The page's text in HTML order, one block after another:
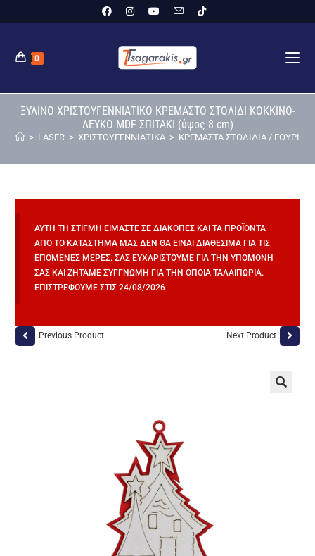
0
ΞΥΛΙΝΟ ΧΡΙΣΤΟΥΓΕΝΝΙΑΤΙΚΟ ΚΡΕΜΑΣΤΟ ΣΤΟΛΙΔΙ ΚΟΚΚΙΝΟ-
ΛΕΥΚΟ MDF ΣΠΙΤΑΚΙ (ύψος 8 cm)
> LASER > ΧΡΙΣΤΟΥΓΕΝΝΙΑΤΙΚΑ > ΚΡΕΜΑΣΤΑ ΣΤΟΛΙΔΙΑ / ΓΟΥΡΙΑ
ΑΥΤΉ ΤΗ ΣΤΙΓΜΉ ΕΊΜΑΣΤΕ ΣΕ ΔΙΑΚΟΠΈΣ ΚΑΙ ΤΑ ΠΡΟΪΌΝΤΑ
ΑΠΌ ΤΟ ΚΑΤΆΣΤΗΜΆ ΜΑΣ ΔΕΝ ΘΑ ΕΊΝΑΙ ΔΙΑΘΈΣΙΜΑ ΓΙΑ ΤΙΣ
ΕΠΌΜΕΝΕΣ ΜΈΡΕΣ. ΣΑΣ ΕΥΧΑΡΙΣΤΟΎΜΕ ΓΙΑ ΤΗΝ ΥΠΟΜΟΝΉ
ΣΑΣ ΚΑΙ ΖΗΤΆΜΕ ΣΥΓΓΝΏΜΗ ΓΙΑ ΤΗΝ ΌΠΟΙΑ ΤΑΛΑΙΠΩΡΊΑ.
ΕΠΙΣΤΡΈΦΟΥΜΕ ΣΤΙΣ 24/08/2026
Previous Product Next Product